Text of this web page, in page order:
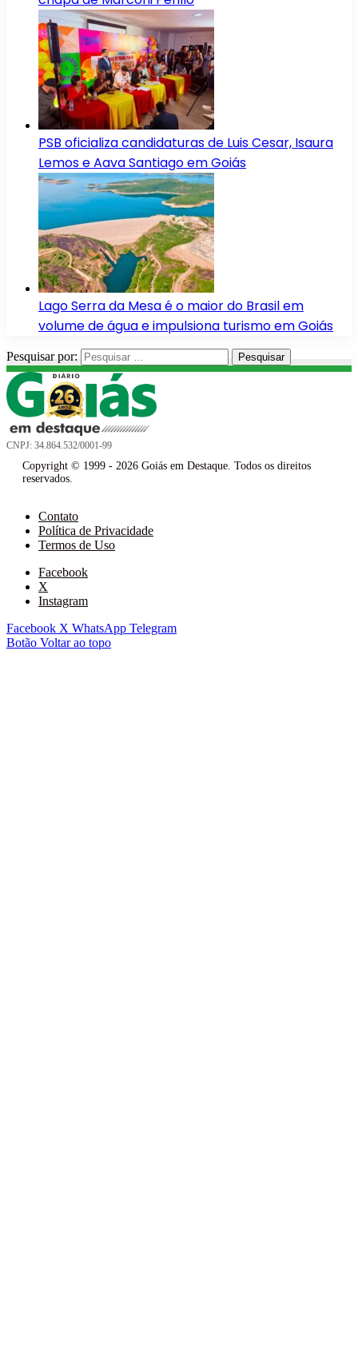
PSB oficializa candidaturas de Luis Cesar, Isaura
Lemos e Aava Santiago em Goiás
Lago Serra da Mesa é o maior do Brasil em
volume de água e impulsiona turismo em Goiás
Pesquisar por:
CNPJ: 34.864.532/0001-99
Copyright © 1999 - 2026 Goiás em Destaque. Todos os direitos
reservados.
Contato
Política de Privacidade
Termos de Uso
Facebook
X
Instagram
Facebook X WhatsApp Telegram
Botão Voltar ao topo